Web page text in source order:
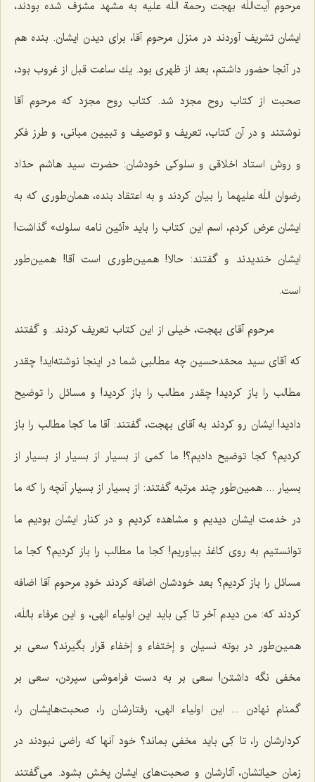
مرحوم آیت‌اللَه بهجت رحمة اللَه علیه به مشهد مشرّف شده بودند،
ایشان تشریف آوردند در منزل مرحوم آقا، برای دیدن ایشان. بنده هم
در آنجا حضور داشتم، بعد از ظهری بود. یك ساعت قبل از غروب بود،
صحبت از كتاب روح مجرّد شد. كتاب روح مجرّد كه مرحوم آقا
نوشتند و در آن كتاب، تعریف و توصیف و تبیین مبانی، و طرز فكر
و روش استاد اخلاقی و سلوكی خودشان: حضرت سید هاشم حدّاد
رضوان اللَه علیهما را بیان كردند و به اعتقاد بنده، همان‌طوری كه به
ایشان عرض كردم، اسم این كتاب را باید «آئین نامه سلوك» گذاشت!
ایشان خندیدند و گفتند: حالا! همین‌طوری است آقا! همین‌طور
است.
مرحوم آقای بهجت، خیلی از این كتاب تعریف كردند. و گفتند
كه آقای سید محمّدحسین چه مطالبی شما در اینجا نوشته‌اید! چقدر
مطالب را باز كردید! چقدر مطالب را باز كردید! و مسائل را توضیح
دادید! ایشان رو كردند به آقای بهجت، گفتند: آقا ما كجا مطالب را باز
كردیم؟ كجا توضیح دادیم؟! ما كمی از بسیار از بسیار از بسیار از
بسیار ... همین‌طور چند مرتبه گفتند: از بسیار از بسیارِ آنچه را كه ما
در خدمت ایشان دیدیم و مشاهده كردیم و در كنار ایشان بودیم ما
توانستیم به روی كاغذ بیاوریم! كجا ما مطالب را باز كردیم؟ كجا ما
مسائل را باز كردیم؟ بعد خودشان اضافه كردند خودِ مرحوم آقا اضافه
كردند كه: من دیدم آخر تا كِی باید این اولیاء الهی، و این عرفاء باللَه،
همین‌طور در بوته نسیان و إختفاء و إخفاء قرار بگیرند؟ سعی بر
مخفی نگه داشتن! سعی بر به دست فراموشی سپردن، سعی بر
گمنام نهادن ... این اولیاء الهی، رفتارشان را، صحبت‌هایشان را،
كردارشان را، تا كِی باید مخفی بماند؟ خود آنها كه راضی نبودند در
زمان حیاتشان، آثارشان و صحبت‌های ایشان پخش بشود. می‌گفتند